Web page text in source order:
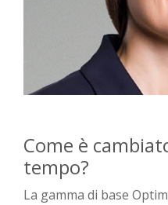
Come è
tempo?
La gamma di base